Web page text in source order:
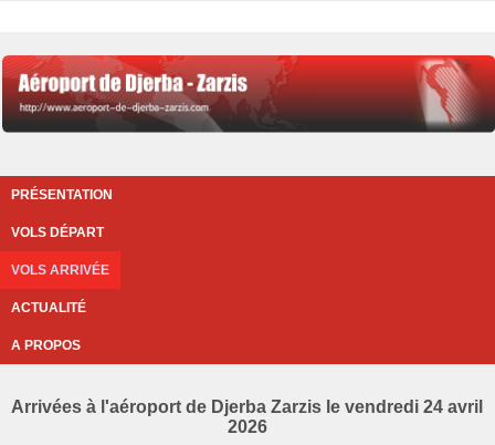
PRÉSENTATION
VOLS DÉPART
VOLS ARRIVÉE
ACTUALITÉ
A PROPOS
Arrivées à l'aéroport de Djerba Zarzis le vendredi 24 avril
2026